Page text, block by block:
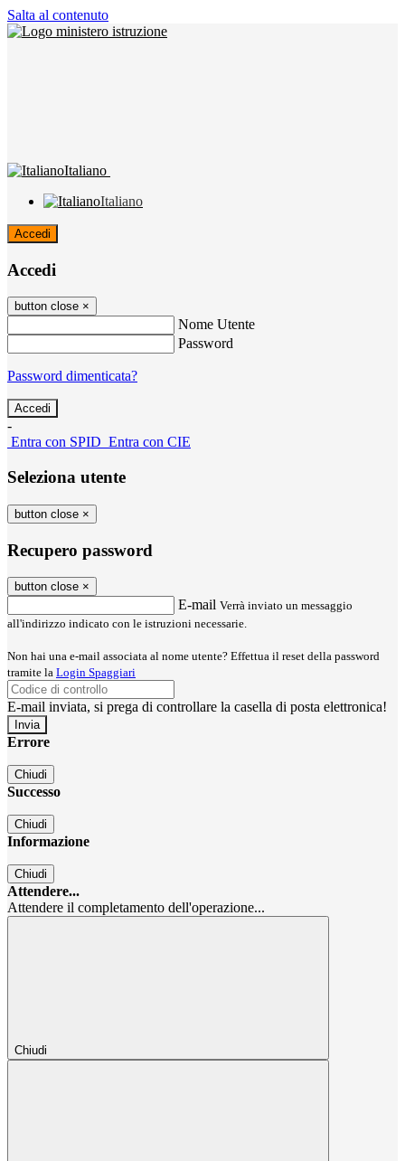
Salta al contenuto
Italiano
Italiano
Accedi
Accedi
button close ×
Nome Utente
Password
Password dimenticata?
-
Entra con SPID Entra con CIE
Seleziona utente
button close ×
Recupero password
button close ×
E-mail Verrà inviato un messaggio
all'indirizzo indicato con le istruzioni necessarie.
Non hai una e-mail associata al nome utente? Effettua il reset della password
tramite la Login Spaggiari
E-mail inviata, si prega di controllare la casella di posta elettronica!
Errore
Chiudi
Successo
Chiudi
Informazione
Chiudi
Attendere...
Attendere il completamento dell'operazione...
Chiudi